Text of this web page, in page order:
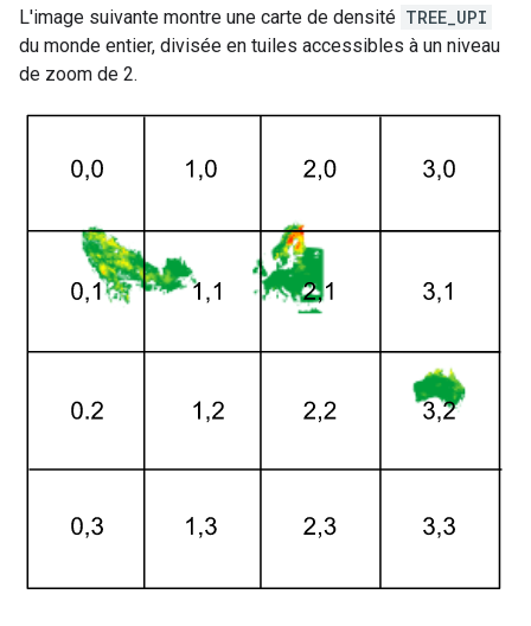
L'image suivante montre une carte de densité TREE_UPI
du monde entier, divisée en tuiles accessibles à un niveau
de zoom de 2.